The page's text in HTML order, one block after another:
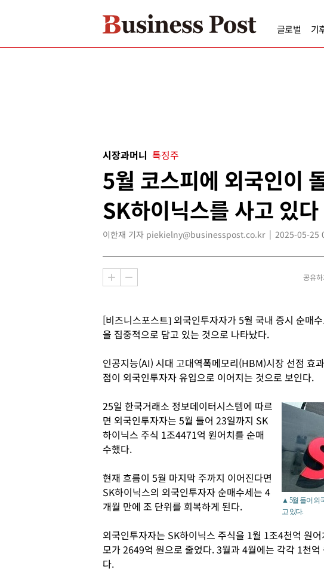
글로벌 기
시장과머니 특징주
5월 코스피에 외국인이
SK하이닉스를 사고 있다
이한재 기자 piekielny@businesspost.co.kr 2025-05-25
공유하
[비즈니스포스트] 외국인투자자가 5월 국내 증시 순매
을 집중적으로 담고 있는 것으로 나타났다.
인공지능(AI) 시대 고대역폭메모리(HBM)시장 선점 효
점이 외국인투자자 유입으로 이어지는 것으로 보인다.
▲ 5월 들어 외
고 있다.
25일 한국거래소 정보데이터시스템에 따르
면 외국인투자자는 5월 들어 23일까지 SK
하이닉스 주식 1조4471억 원어치를 순매
수했다.
현재 흐름이 5월 마지막 주까지 이어진다면
SK하이닉스의 외국인투자자 순매수세는 4
개월 만에 조 단위를 회복하게 된다.
외국인투자자는 SK하이닉스 주식을 1월 1조4천억 원
모가 2649억 원으로 줄었다. 3월과 4월에는 각각 1천
다.